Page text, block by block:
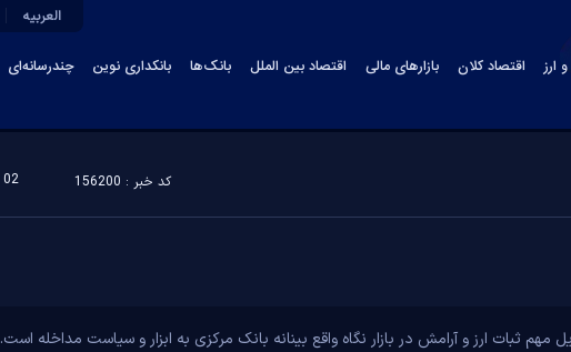
ارز اقتصاد کلان بازارهای مالی اقتصاد بین الملل بانک‌ها بانکداری نوین چندرسانه‌ای
العربیه
کد خبر : 156200 02 آبان 1402 - 22:00
ثبات ارز و آرامش در بازار نگاه واقع بینانه بانک مرکزی به ابزار و سیاست مداخله است.